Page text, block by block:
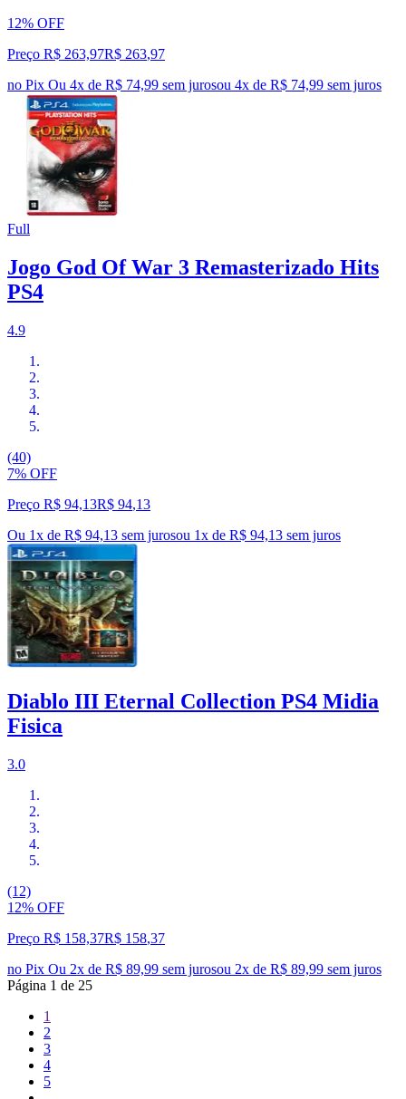
12% OFF
Preço R$ 263,97R$ 263,97
no Pix Ou 4x de R$ 74,99 sem jurosou 4x de R$ 74,99 sem juros
Full
Jogo God Of War 3 Remasterizado Hits
PS4
4.9
(40)
7% OFF
Preço R$ 94,13R$ 94,13
Ou 1x de R$ 94,13 sem jurosou 1x de R$ 94,13 sem juros
Diablo III Eternal Collection PS4 Midia
Fisica
3.0
(12)
12% OFF
Preço R$ 158,37R$ 158,37
no Pix Ou 2x de R$ 89,99 sem jurosou 2x de R$ 89,99 sem juros
Página 1 de 25
1
2
3
4
5